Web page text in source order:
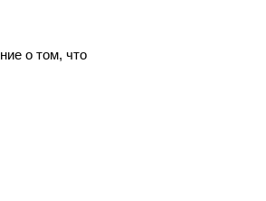
о том, что